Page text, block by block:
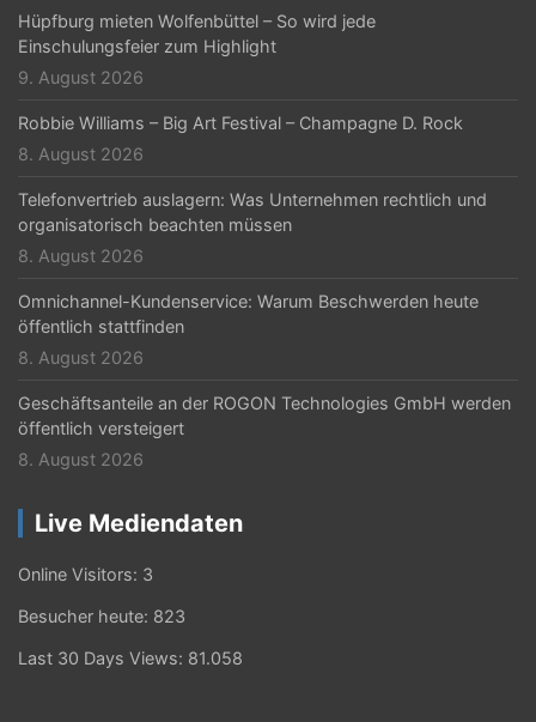
Hüpfburg mieten Wolfenbüttel – So wird jede
Einschulungsfeier zum Highlight
9. August 2026
Robbie Williams – Big Art Festival – Champagne D. Rock
8. August 2026
Telefonvertrieb auslagern: Was Unternehmen rechtlich und
organisatorisch beachten müssen
8. August 2026
Omnichannel-Kundenservice: Warum Beschwerden heute
öffentlich stattfinden
8. August 2026
Geschäftsanteile an der ROGON Technologies GmbH werden
öffentlich versteigert
8. August 2026
Live Mediendaten
Online Visitors: 3
Besucher heute: 823
Last 30 Days Views: 81.058